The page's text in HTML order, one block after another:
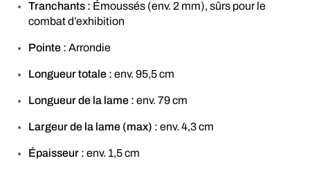
Tranchants : Émoussés (env. 2 mm), sûrs pour le
combat d’exhibition
Pointe : Arrondie
Longueur totale : env. 95,5 cm
Longueur de la lame : env. 79 cm
Largeur de la lame (max) : env. 4,3 cm
Épaisseur : env. 1,5 cm